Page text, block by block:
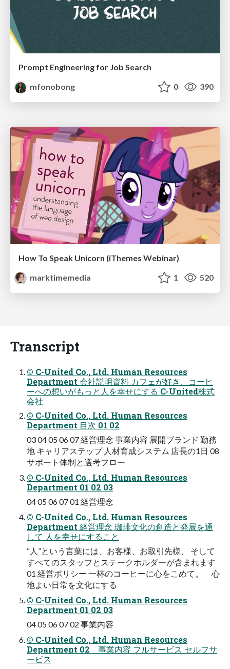
Prompt Engineering for Job Search
mfonobong
0 390
How To Speak Unicorn (iThemes Webinar)
marktimemedia
1 520
Transcript
© C-United Co., Ltd. Human Resources
Department 会社説明資料 カフェが好き、コーヒ
ーへの想いがもっと人を幸せにする C-United株式
会社
© C-United Co., Ltd. Human Resources
Department 目次 01 02
03 04 05 06 07 経営理念 事業内容 展開ブランド 勤務
地 キャリアステップ 人材育成システム 店長の1日 08
サポート体制と選考フロー
© C-United Co., Ltd. Human Resources
Department 01 02 03
04 05 06 07 01 経営理念
© C-United Co., Ltd. Human Resources
Department 経営理念 珈琲文化の創造と発展を通
して 人を幸せにすること
“人”という言葉には、お客様、お取引先様、 そして
すべてのスタッフとステークホルダーが含まれます
01 経営ポリシー 一杯のコーヒーに心をこめて。 心
地よい日常を文化にする
© C-United Co., Ltd. Human Resources
Department 01 02 03
04 05 06 07 02 事業内容
© C-United Co., Ltd. Human Resources
Department 02 事業内容 フルサービス セルフサ
ービス